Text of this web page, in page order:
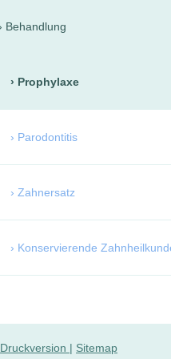
Behandlung
Prophylaxe
Parodontitis
Zahnersatz
Konservierende
Druckversion | Sitemap